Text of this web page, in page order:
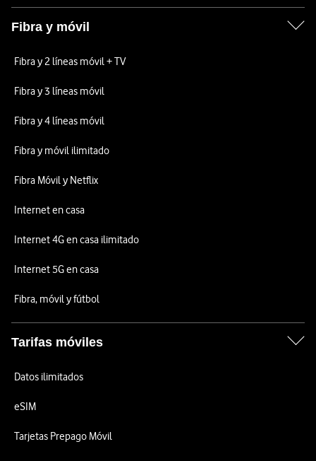
Fibra y móvil
Fibra y 2 líneas móvil + TV
Fibra y 3 líneas móvil
Fibra y 4 líneas móvil
Fibra y móvil ilimitado
Fibra Móvil y Netflix
Internet en casa
Internet 4G en casa ilimitado
Internet 5G en casa
Fibra, móvil y fútbol
Tarifas móviles
Datos ilimitados
eSIM
Tarjetas Prepago Móvil